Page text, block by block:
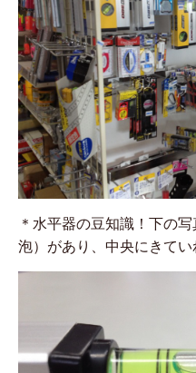
＊水平器の豆知識！下の
泡）があり、中央にきて